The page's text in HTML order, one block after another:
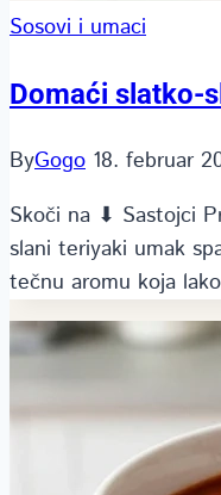
Sosovi i umaci
Domaći slatko-
ByGogo 18. februar
Skoči na ⬇ Sastojci
slani teriyaki umak
tečnu aromu koja